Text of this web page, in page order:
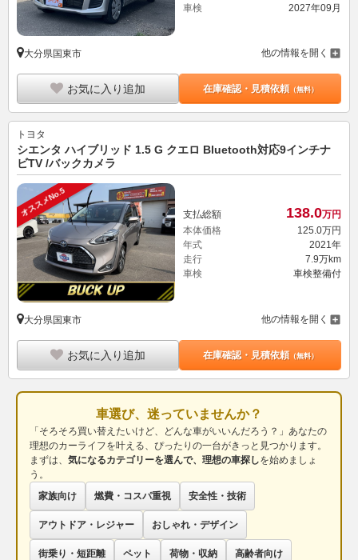
車検
2027年09月
大分県国東市 他の情報を開く
お気に入り追加 在庫確認・見積依頼（無料）
トヨタ
シエンタ ハイブリッド 1.5 G クエロ Bluetooth対応9インチナ
ビTV /バックカメラ
オススメNo.5 支払総額 138.0万円
本体価格
125.0万円
年式
2021年
走行
7.9万km
車検
車検整備付
大分県国東市 他の情報を開く
お気に入り追加 在庫確認・見積依頼（無料）
車選び、迷っていませんか？
「そろそろ買い替えたいけど、どんな車がいいんだろう？」あなたの
理想のカーライフを叶える、ぴったりの一台がきっと見つかります。
まずは、 気になるカテゴリーを選んで、理想の車探しを始めましょ
う。
家族向け
燃費・コスパ重視 安全性・技術
アウトドア・レジャー おしゃれ・デザイン
街乗り・短距離 ペット 荷物・収納 高齢者向け